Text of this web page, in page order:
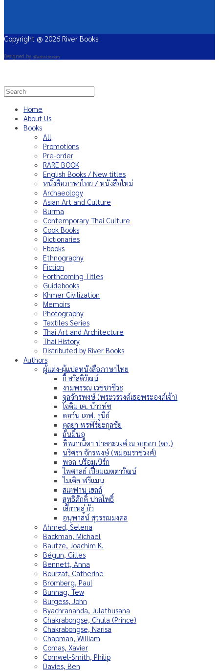
Copyright @ 2026 River Books
Designed by g7website.com
Home
About Us
Books
All
Promotions
Pre-order
RARE BOOK
English Books / New titles
หนังสือภาษาไทย / หนังสือใหม่
Archaeology
Asian Art and Culture
Burma
Contemporary Thai Culture
Cook Books
Dictionaries
Ebooks
Ethnography
Fiction
Forthcoming Titles
Guidebooks
Khmer Civilization
Memoirs
Photography
Textiles Series
Thai Art and Architecture
Thai History
Distributed by River Books
Authors
ผู้แต่ง-ผู้แปลหนังสือภาษาไทย
กี้ สวัสดิวัฒน์
งามพรรณ เวชชาชีวะ
จุลจักรพงษ์ (พระวรวงค์เธอพระองค์เจ้า)
โจคิม เค. บ้าวท์ซ
ดอว์น เอฟ. รูนีย์
ตุลยา พรพิริยะกุลชัย
ถั่นมิ้นอู
ทิพภานิดา ปาลกะวงศ์ ณ อยุธยา (ดร.)
นริศรา จักรพงษ์ (หม่อมราชวงศ์)
พอล บร๊อมเบิร์ก
ไพศาลย์ เปี่ยมเมตตาวัฒน์
ไมเคิล ฟรีแมน
สเตฟาน เฮลล์
สุทธิศักดิ์ ปาลโพธิ์
เสี่ยวหลู่ กัว
อนุพาสน์ สุวรรณมงคล
Ahmed, Selena
Backman, Michael
Bautze, Joachim K.
Bégun, Gilles
Bennett, Anna
Bourzat, Catherine
Bromberg, Paul
Bunnag, Tew
Burgess, John
Byachrananda, Julathusana
Chakrabongse, Chula (Prince)
Chakrabongse, Narisa
Chapman, William
Comas, Xavier
Cornwel-Smith, Philip
Davies, Ben